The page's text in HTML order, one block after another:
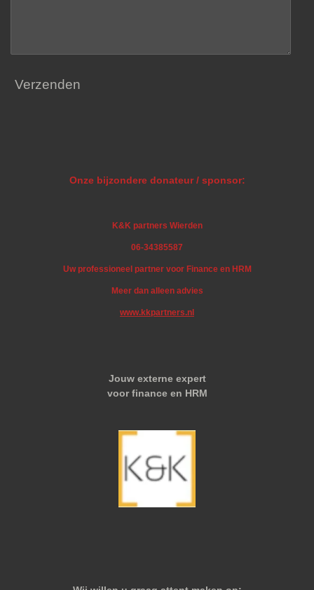
Verzenden
Onze bijzondere donateur / sponsor:
K&K partners Wierden
06-34385587
Uw professioneel partner voor Finance en HRM
Meer dan alleen advies
www.kkpartners.nl
Jouw externe expert
voor finance en HRM